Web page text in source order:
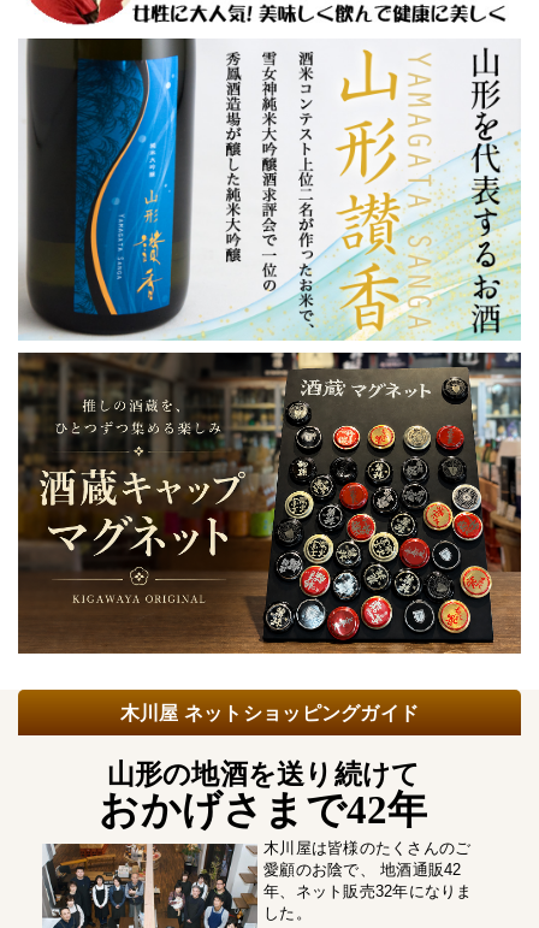
木川屋 ネットショッピングガイド
山形の地酒を送り続けて
おかげさまで42年
木川屋は皆様のたくさんのご
愛顧のお陰で、 地酒通販42
年、ネット販売32年になりま
した。